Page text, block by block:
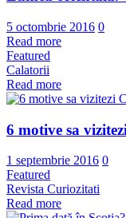
5 octombrie 2016 0
Read more
Featured
Calatorii
Read more
6 motive sa
1 septembrie 2016 0
Featured
Revista Curiozitati
Read more